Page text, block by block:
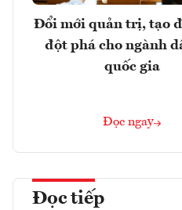
Đổi mới quản trị, tạo
đột phá cho ngành
quốc gia
Đọc ngay
Đọc tiếp